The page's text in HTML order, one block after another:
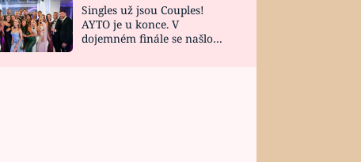
Singles už jsou Couples!
AYTO je u konce. V
dojemném finále se našlo